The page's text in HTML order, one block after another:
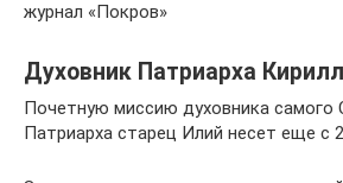
жур­нал «Покров»
Духовник Патриарха
Почетную миссию духовника самого
Патриарха старец Илий несет еще с